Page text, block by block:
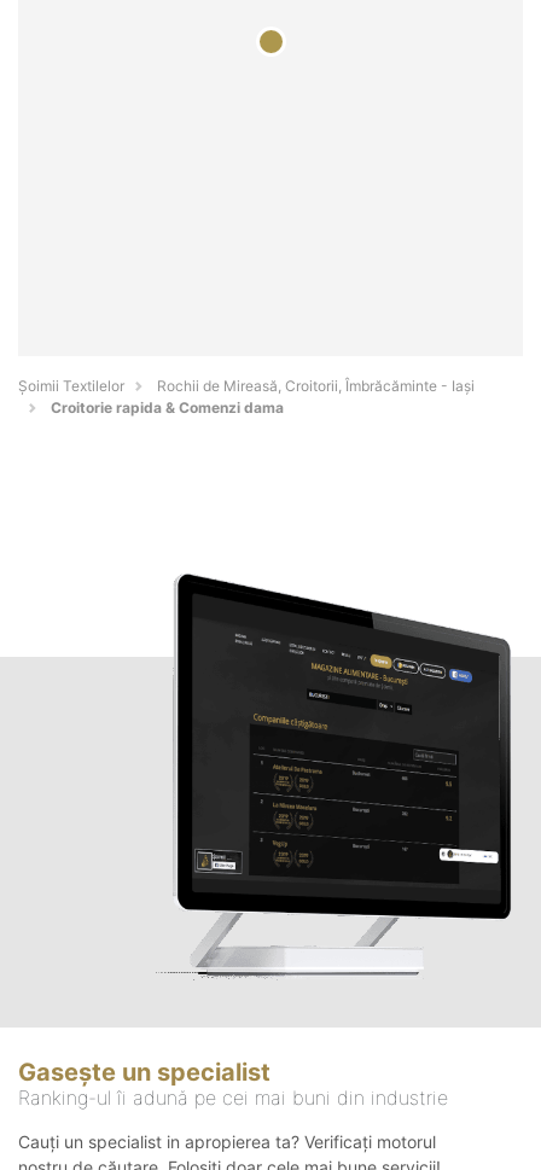
Șoimii Textilelor
Rochii de Mireasă, Croitorii, Îmbrăcăminte - Iaşi
Croitorie rapida & Comenzi dama
Gasește un specialist
Ranking-ul îi adună pe cei mai buni din industrie
Cauți un specialist in apropierea ta? Verificați motorul